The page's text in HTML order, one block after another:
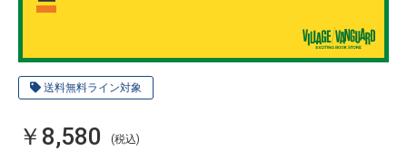
送料無料ライン対象
￥8,580 (税込)